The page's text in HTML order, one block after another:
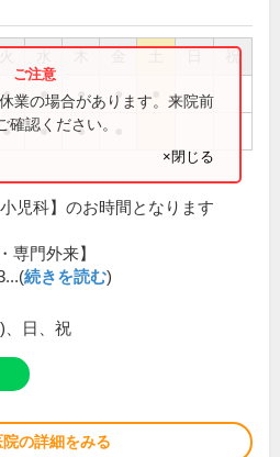
祝
● ● ● ●
● ● ●
業の場合があります。来院前
認ください。
×閉じる
児科】のお時間となります
専門外来】
続きを読む)
、日、祝
院の詳細をみる